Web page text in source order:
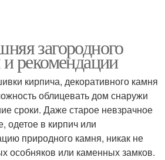
загородного
рекомендации
кирпича, декоративного камня
облицевать дом снаружи
сроки. Даже старое невзрачное
одетое в кирпич или
природного камня, никак не
особняков или каменных замков.